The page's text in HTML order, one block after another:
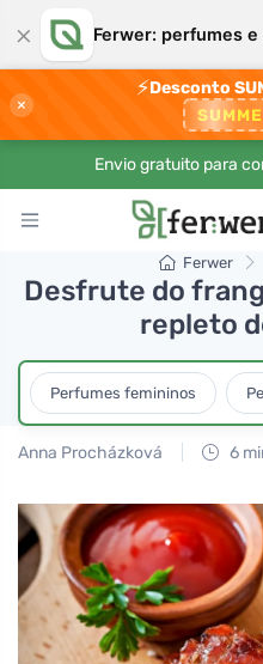
× Ferwer: perfumes
×
⚡Desconto
Envio gratuito para
Ferwer
Desfrute do
repleto
Perfumes femininos
Anna Procházková 6